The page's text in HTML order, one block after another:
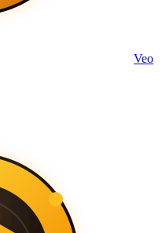
Veo